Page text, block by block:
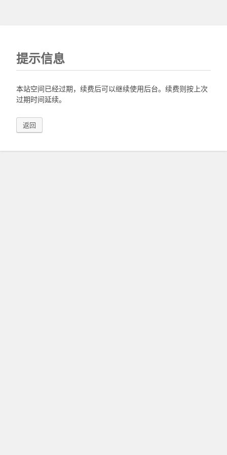
提示信息
本站空间已经过期，续费后可以继续使用后台。续费则按上次
过期时间延续。
返回